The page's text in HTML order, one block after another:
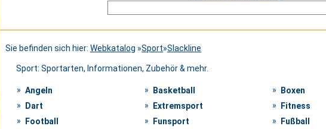
Sie befinden sich hier: Webkatalog »Sport»Slackline
Sport: Sportarten, Informationen, Zubehör & mehr.
Angeln Basketball
Boxen
Dart
Extremsport
Fitness
Football
Funsport
Fußball